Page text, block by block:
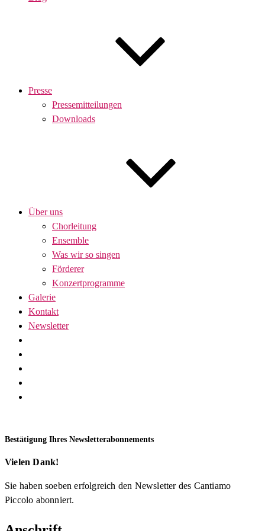
Presse
Pressemitteilungen
Downloads
Über uns
Chorleitung
Ensemble
Was wir so singen
Förderer
Konzertprogramme
Galerie
Kontakt
Newsletter
Bestätigung Ihres Newsletterabonnements
Vielen Dank!
Sie haben soeben erfolgreich den Newsletter des Cantiamo
Piccolo abonniert.